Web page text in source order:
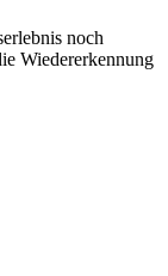
noch
Wiedererkennung